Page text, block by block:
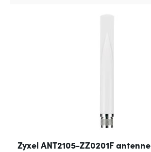
Zyxel ANT2105-ZZ0201F antenne